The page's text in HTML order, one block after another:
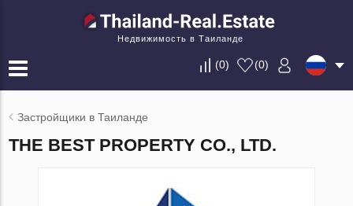
Недвижимость в Таиланде
(0) (0)
Застройщики в Таиланде
THE BEST PROPERTY CO., LTD.